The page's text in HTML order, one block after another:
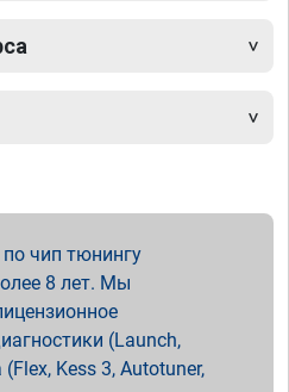
чип тюнингу
8 лет. Мы
(Launch,
Kess 3, Autotuner,